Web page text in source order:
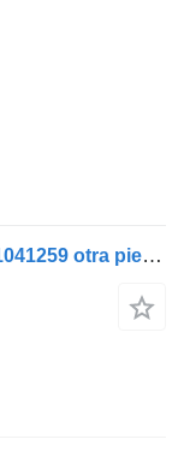
JUNTA DE BOMBA INYECTORA 7701041259 otra pieza del sistema de combustible para Renault camión